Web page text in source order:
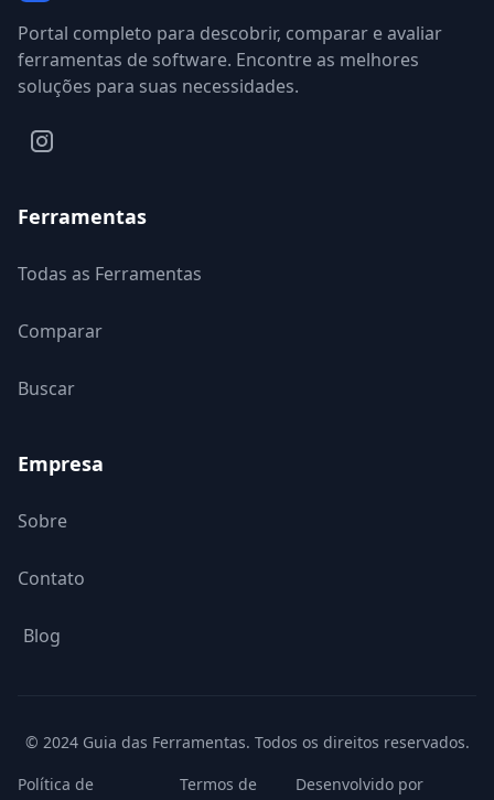
Portal completo para descobrir, comparar e avaliar
ferramentas de software. Encontre as melhores
soluções para suas necessidades.
Ferramentas
Todas as Ferramentas
Comparar
Buscar
Empresa
Sobre
Contato
Blog
© 2024 Guia das Ferramentas. Todos os direitos reservados.
Política de
Termos de
Desenvolvido por